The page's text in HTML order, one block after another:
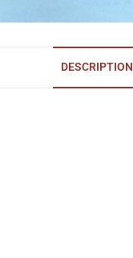
DESCRIPTION